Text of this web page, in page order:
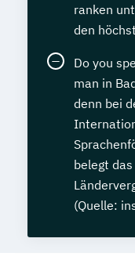
ranken
den
Do you
man in
denn bei
belegt
(Quelle: